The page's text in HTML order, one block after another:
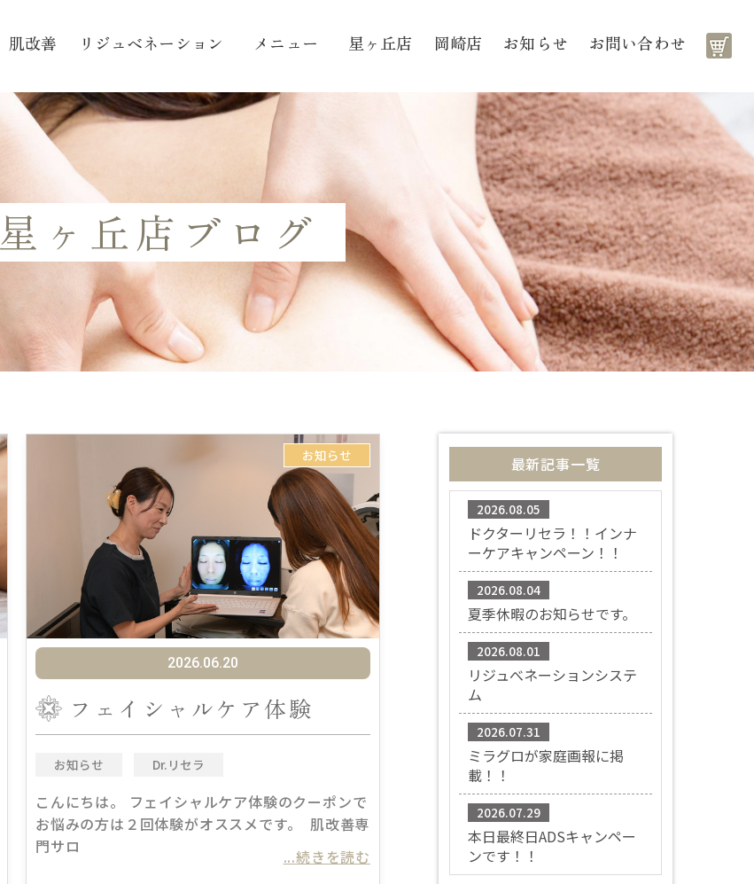
肌改善 リジュベネーション メニュー 星ヶ丘店 岡崎店 お知らせ お問い合わせ
星ヶ丘店ブログ
2026.06.20
フェイシャルケア体験
お知らせ
お知らせ Dr.リセラ
こんにちは。 フェイシャルケア体験のクーポンで
お悩みの方は２回体験がオススメです。 肌改善専
門サロ
...続きを読む
最新記事一覧
2026.08.05
ドクターリセラ！！インナ
ーケアキャンペーン！！
2026.08.04
夏季休暇のお知らせです。
2026.08.01
リジュべネーションシステ
ム
2026.07.31
ミラグロが家庭画報に掲
載！！
2026.07.29
本日最終日ADSキャンペー
ンです！！